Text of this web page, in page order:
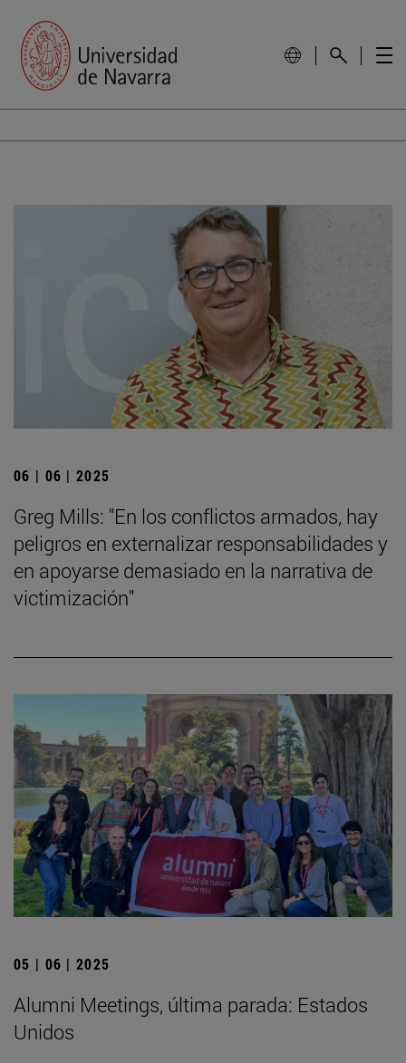
06 | 06 | 2025
Greg Mills: "En los conflictos armados, hay
peligros en externalizar responsabilidades y
en apoyarse demasiado en la narrativa de
victimización"
05 | 06 | 2025
Alumni Meetings, última parada: Estados
Unidos